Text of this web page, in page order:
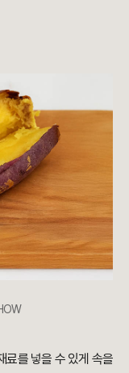
료를 넣을 수 있게 속을